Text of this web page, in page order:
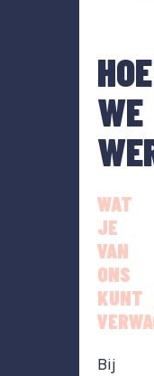
HOE
WE
WAT
JE
VAN
ONS
KUNT
Bij